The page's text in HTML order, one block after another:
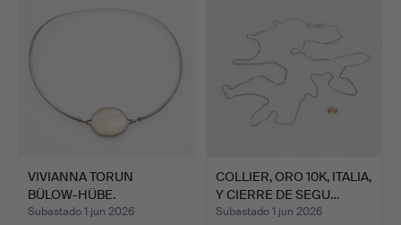
VIVIANNA TORUN
BÜLOW-HÜBE.
COLLIER/GARGANT…
Subastado 1 jun 2026
COLLIER, ORO 10K, ITALIA,
Y CIERRE DE SEGU…
Subastado 1 jun 2026